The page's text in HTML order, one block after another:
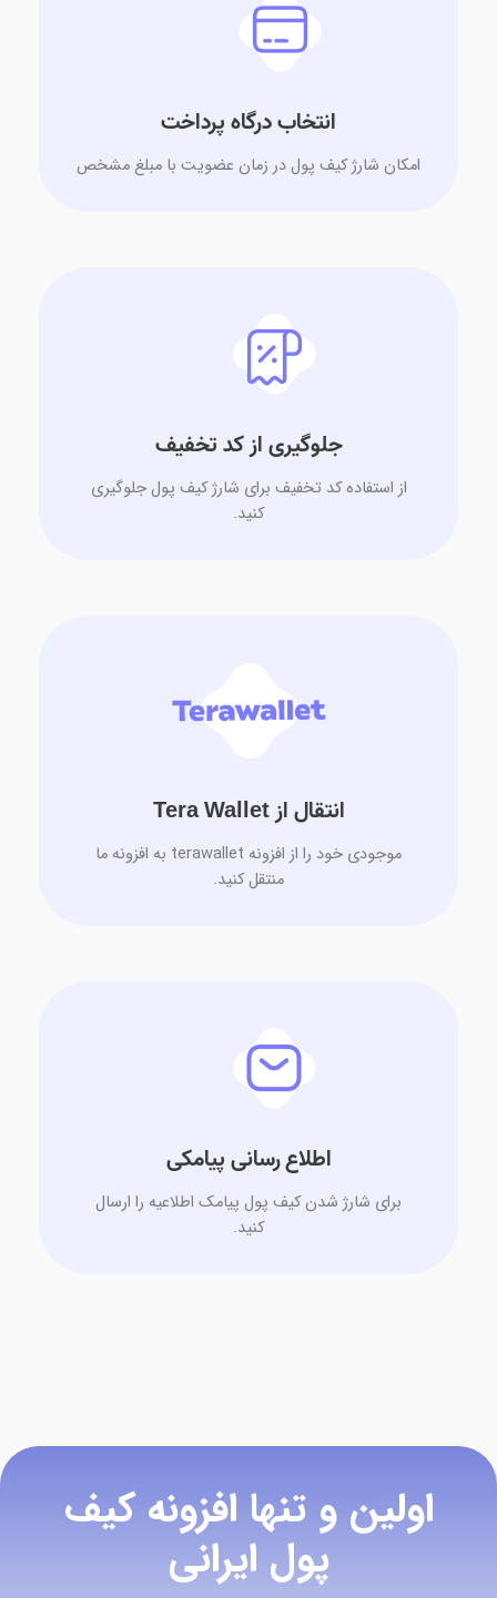
انتخاب درگاه پرداخت
امکان شارژ کیف پول در زمان عضویت با مبلغ مشخص
جلوگیری از کد تخفیف
از استفاده کد تخفیف برای شارژ کیف پول جلوگیری
کنید.
انتقال از Tera Wallet
موجودی خود را از افزونه terawallet به افزونه ما
منتقل کنید.
اطلاع رسانی پیامکی
برای شارژ شدن کیف پول پیامک اطلاعیه را ارسال
کنید.
اولین و تنها افزونه کیف
پول ایرانی